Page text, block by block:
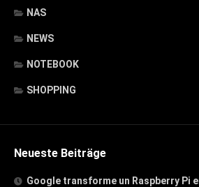
NAS
NEWS
NOTEBOOK
SHOPPING
Neueste Beiträge
Google transforme un Raspberry Pi